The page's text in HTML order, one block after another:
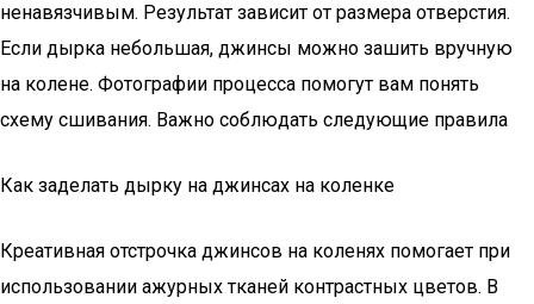
ненавязчивым. Результат зависит от размера отверстия.
Если дырка небольшая, джинсы можно зашить вручную
на колене. Фотографии процесса помогут вам понять
схему сшивания. Важно соблюдать следующие правила
Как заделать дырку на джинсах на коленке
Креативная отстрочка джинсов на коленях помогает при
использовании ажурных тканей контрастных цветов. В